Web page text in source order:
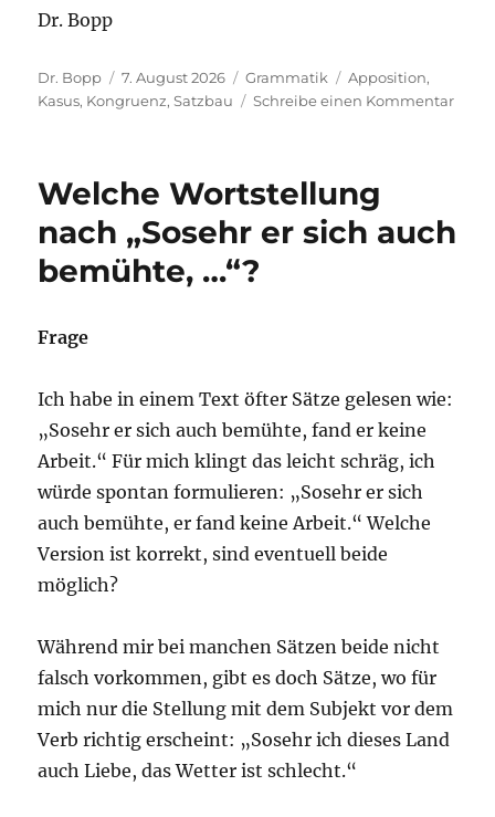
Dr. Bopp
Autor
Dr. Bopp
Veröffentlicht
am
7. August 2026 Kategorien
Grammatik Schlagwörter
Apposition,
Kasus, Kongruenz,Satzbau Schreibe einen Kommentarzu
Welche Wortstellung
nach „Sosehr er sich auch
bemühte, …“?
Frage
Ich habe in einem Text öfter Sätze gelesen wie:
„Sosehr er sich auch bemühte, fand er keine
Arbeit.“ Für mich klingt das leicht schräg, ich
würde spontan formulieren: „Sosehr er sich
auch bemühte, er fand keine Arbeit.“ Welche
Version ist korrekt, sind eventuell beide
möglich?
Während mir bei manchen Sätzen beide nicht
falsch vorkommen, gibt es doch Sätze, wo für
mich nur die Stellung mit dem Subjekt vor dem
Verb richtig erscheint: „Sosehr ich dieses Land
auch Liebe, das Wetter ist schlecht.“